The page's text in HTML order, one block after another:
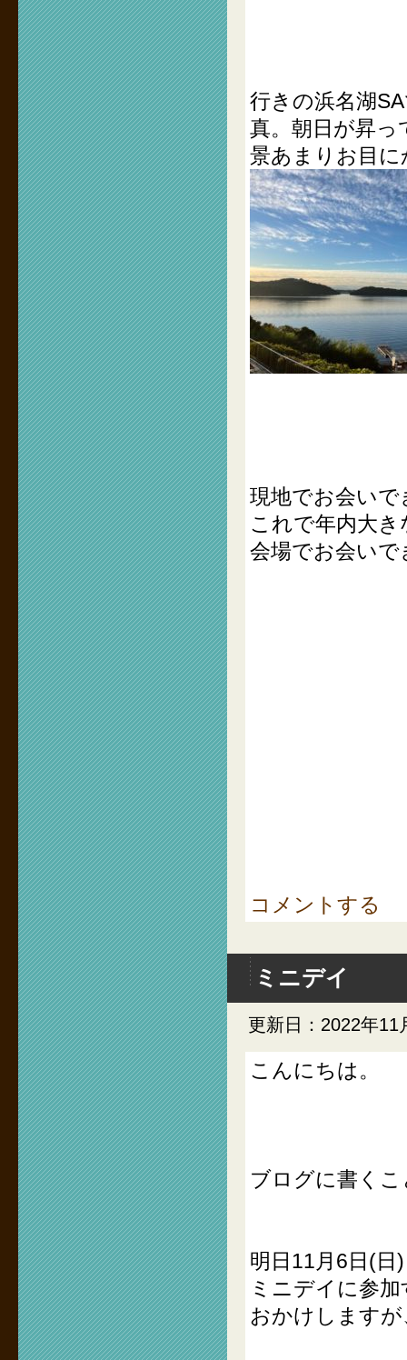
行きの浜名湖
真。朝日が昇っ
景あまりお目
現地でお会い
これで年内大
会場でお会い
コメントする
ミニデイ
更新日：2022年11
こんにちは。
ブログに書く
明日11月6日(日)
ミニデイに参
おかけします